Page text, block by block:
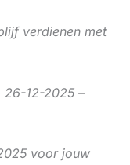
verdienen met
12-2025 –
voor jouw